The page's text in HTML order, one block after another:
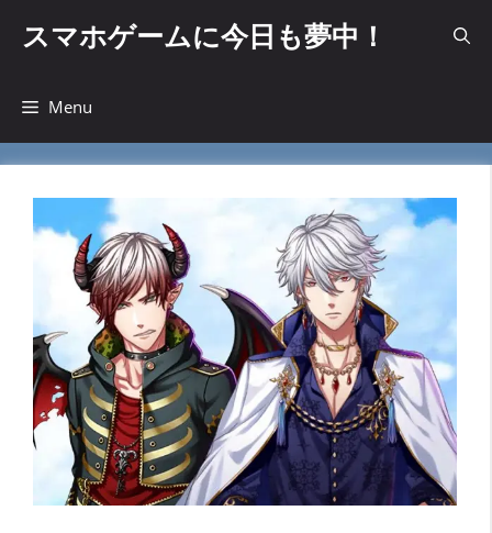
へ
スマホゲームに今日も夢中！
Menu